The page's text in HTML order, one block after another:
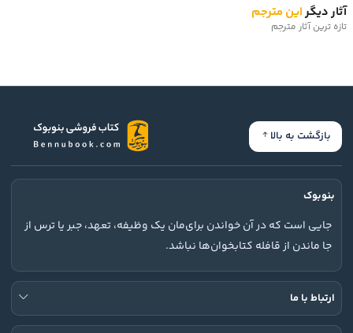
آثار دیگراین مترجم
تازه ترین آثار مترجم
بازگشت به بالا
بنوبوک
جایی است که در آن خواندن برای‌مان یک وظیفه، تعهد، جبر یا ترس از
جا ماندن از قافله کتابخوان‌ها نباشد.
ارتباط با ما